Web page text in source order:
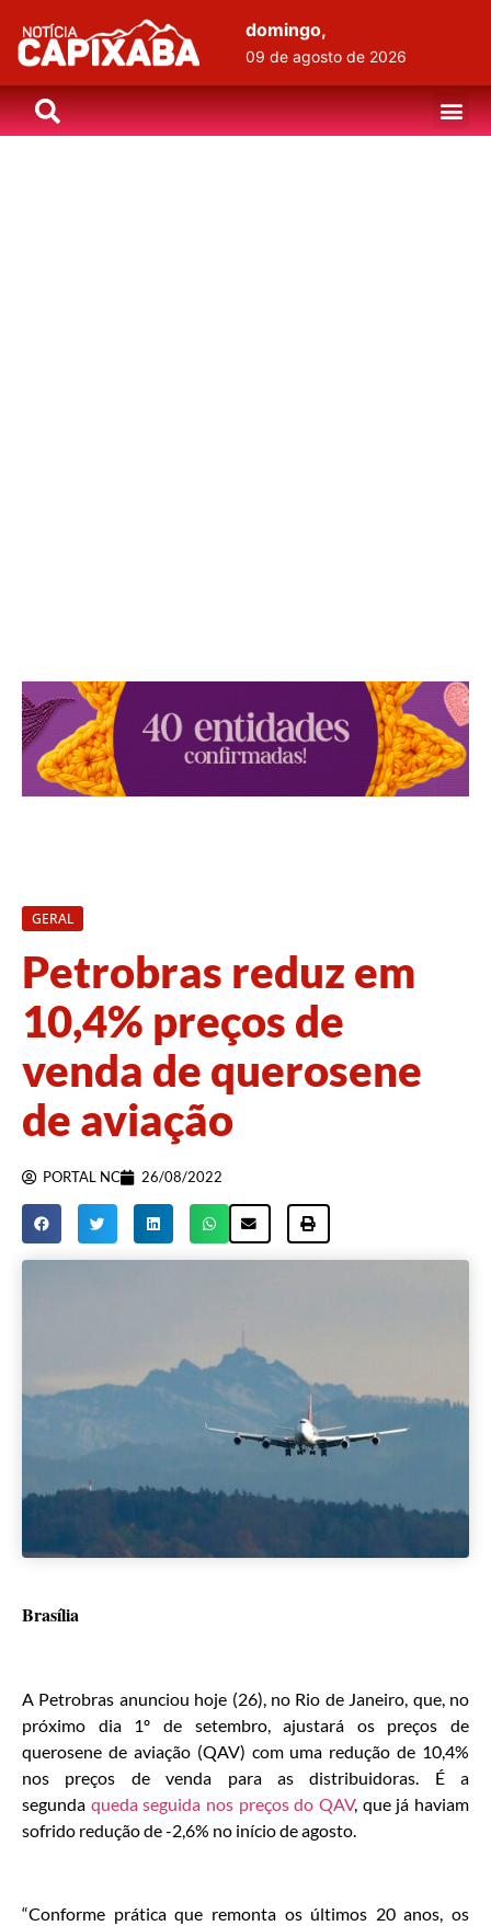
domingo,
09 de agosto de 2026
GERAL
Petrobras reduz em
10,4% preços de
venda de querosene
de aviação
PORTAL NC 26/08/2022
Brasília
A Petrobras anunciou hoje (26), no Rio de Janeiro, que, no
próximo dia 1º de setembro, ajustará os preços de
querosene de aviação (QAV) com uma redução de 10,4%
nos preços de venda para as distribuidoras. É a
segunda queda seguida nos preços do QAV, que já haviam
sofrido redução de -2,6% no início de agosto.
“Conforme prática que remonta os últimos 20 anos, os